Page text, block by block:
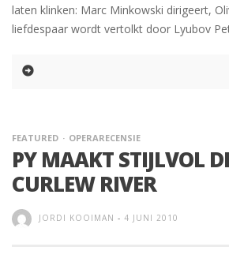
laten klinken: Marc Minkowski dirigeert,
liefdespaar wordt vertolkt door Lyubov
FEATURED OPERARECENSIE
PY MAAKT STIJLVOL
CURLEW RIVER
JORDI KOOIMAN - 4 JUNI 2010